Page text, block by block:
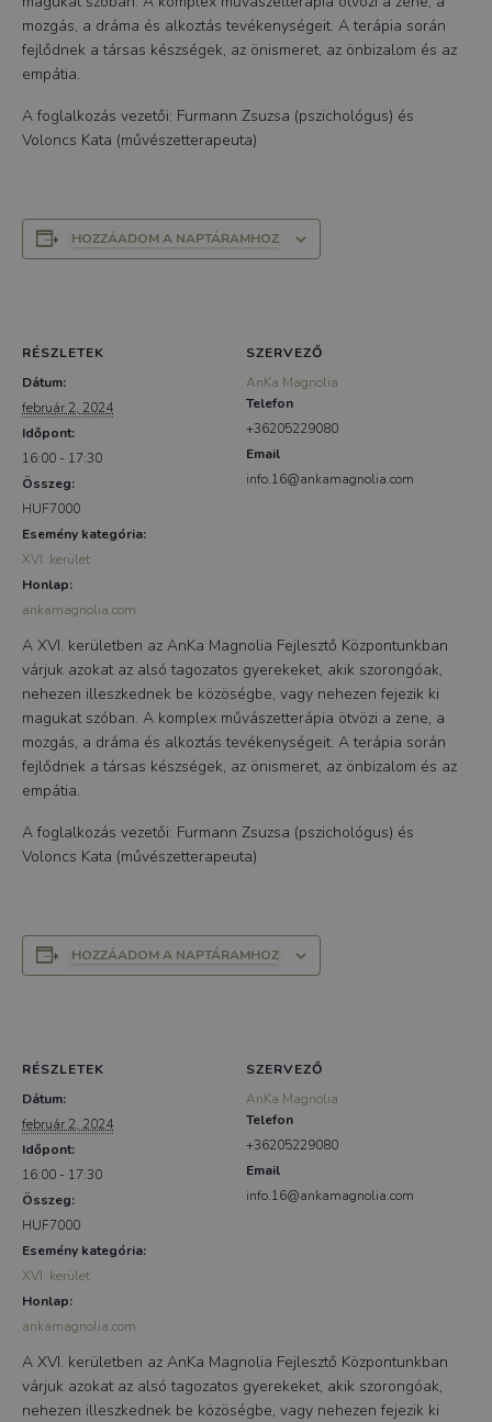
mozgás, a dráma és alkoztás tevékenységeit. A terápia során
fejlődnek a társas készségek, az önismeret, az önbizalom és az
empátia.
A foglalkozás vezetői: Furmann Zsuzsa (pszichológus) és
Voloncs Kata (művészetterapeuta)
HOZZÁADOM A NAPTÁRAMHOZ
RÉSZLETEK
Dátum:
február 2, 2024
Időpont:
16:00 - 17:30
Összeg:
HUF7000
Esemény kategória:
XVI. kerület
Honlap:
ankamagnolia.com
SZERVEZŐ
AnKa Magnolia
Telefon
+36205229080
Email
info.16@ankamagnolia.com
A XVI. kerületben az AnKa Magnolia Fejlesztő Központunkban
várjuk azokat az alsó tagozatos gyerekeket, akik szorongóak,
nehezen illeszkednek be közöségbe, vagy nehezen fejezik ki
magukat szóban. A komplex művászetterápia ötvözi a zene, a
mozgás, a dráma és alkoztás tevékenységeit. A terápia során
fejlődnek a társas készségek, az önismeret, az önbizalom és az
empátia.
A foglalkozás vezetői: Furmann Zsuzsa (pszichológus) és
Voloncs Kata (művészetterapeuta)
HOZZÁADOM A NAPTÁRAMHOZ
RÉSZLETEK
Dátum:
február 2, 2024
Időpont:
16:00 - 17:30
Összeg:
HUF7000
Esemény kategória:
XVI. kerület
Honlap:
ankamagnolia.com
SZERVEZŐ
AnKa Magnolia
Telefon
+36205229080
Email
info.16@ankamagnolia.com
A XVI. kerületben az AnKa Magnolia Fejlesztő Központunkban
várjuk azokat az alsó tagozatos gyerekeket, akik szorongóak,
nehezen illeszkednek be közöségbe, vagy nehezen fejezik ki